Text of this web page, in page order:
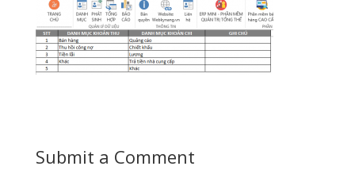
Submit a Comment